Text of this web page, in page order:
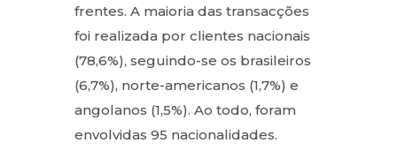
frentes. A maioria das transacções
foi realizada por clientes nacionais
(78,6%), seguindo-se os brasileiros
(6,7%), norte-americanos (1,7%) e
angolanos (1,5%). Ao todo, foram
envolvidas 95 nacionalidades.